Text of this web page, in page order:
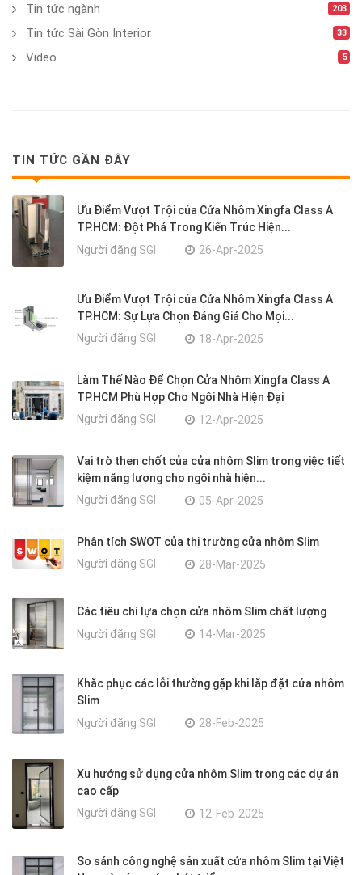
Tin tức ngành 203
Tin tức Sài Gòn Interior 33
Video 5
TIN TỨC GẦN ĐÂY
Ưu Điểm Vượt Trội của Cửa Nhôm Xingfa Class A
TP.HCM: Đột Phá Trong Kiến Trúc Hiện...
Người đăng SGI 26-Apr-2025
Ưu Điểm Vượt Trội của Cửa Nhôm Xingfa Class A
TP.HCM: Sự Lựa Chọn Đáng Giá Cho Mọi...
Người đăng SGI 18-Apr-2025
Làm Thế Nào Để Chọn Cửa Nhôm Xingfa Class A
TP.HCM Phù Hợp Cho Ngôi Nhà Hiện Đại
Người đăng SGI 12-Apr-2025
Vai trò then chốt của cửa nhôm Slim trong việc tiết
kiệm năng lượng cho ngôi nhà hiện...
Người đăng SGI 05-Apr-2025
Phân tích SWOT của thị trường cửa nhôm Slim
Người đăng SGI 28-Mar-2025
Các tiêu chí lựa chọn cửa nhôm Slim chất lượng
Người đăng SGI 14-Mar-2025
Khắc phục các lỗi thường gặp khi lắp đặt cửa nhôm
Slim
Người đăng SGI 28-Feb-2025
Xu hướng sử dụng cửa nhôm Slim trong các dự án
cao cấp
Người đăng SGI 12-Feb-2025
So sánh công nghệ sản xuất cửa nhôm Slim tại Việt